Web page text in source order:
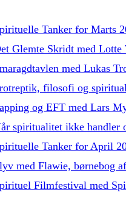
Tanker for Marts
Glemte Skridt med Lotte
med Lukas
filosofi og
og EFT med Lars
spiritualitet ikke handler
Tanker for April
med Flawie, børnebog
Filmfestival med